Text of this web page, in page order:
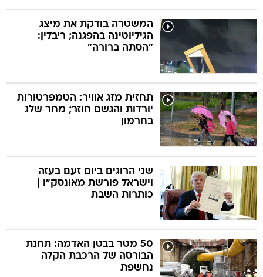
המשטרה בודקת את מיצג
הגיליוטינה בהפגנה; ריבלין:
"הסתה ברורה"
תחזית מזג אוויר: הטמפרטורות
יורדות והגשם חוזר; מחר שלג
בחרמון
שני הרוגים ביום זעם בעזה
וישראל פורשת מאונסק"ו |
כותרות השבת
50 מטר בבטן האדמה: תחנת
הבורסה של הרכבת הקלה
נחשפת